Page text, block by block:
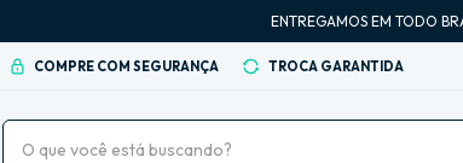
ENTREGAMOS EM TODO
COMPRE COM SEGURANÇA TROCA GARANTIDA